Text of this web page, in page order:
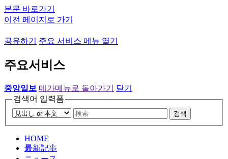
본문 바로가기
이전 페이지로 가기
공유하기 주요 서비스 메뉴 열기
주요서비스
중앙일보 메가메뉴로 돌아가기
닫기
검색어 입력폼
검색
HOME
最新記事